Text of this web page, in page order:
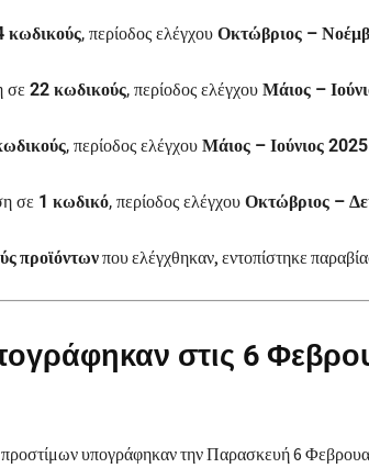
κωδικούς, περίοδος ελέγχου Οκτώβριος –
σε 22 κωδικούς, περίοδος ελέγχου Μάιος –
, περίοδος ελέγχου Μάιος – Ιούνιος 2025
σε 1 κωδικό, περίοδος ελέγχου Οκτώβριος –
προϊόντωνπου ελέγχθηκαν, εντοπίστηκε
στις 6
προστίμων υπογράφηκαν την Παρασκευή 6